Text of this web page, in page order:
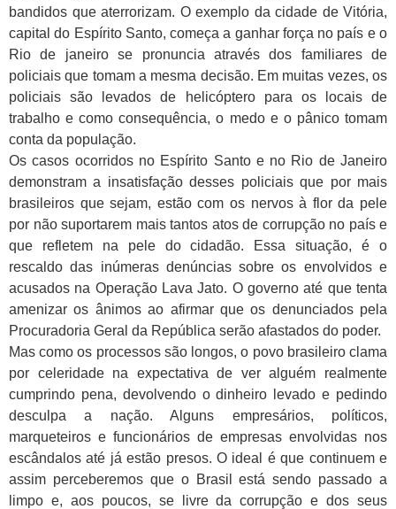
bandidos que aterrorizam. O exemplo da cidade de Vitória,
capital do Espírito Santo, começa a ganhar força no país e o
Rio de janeiro se pronuncia através dos familiares de
policiais que tomam a mesma decisão. Em muitas vezes, os
policiais são levados de helicóptero para os locais de
trabalho e como consequência, o medo e o pânico tomam
conta da população.
Os casos ocorridos no Espírito Santo e no Rio de Janeiro
demonstram a insatisfação desses policiais que por mais
brasileiros que sejam, estão com os nervos à flor da pele
por não suportarem mais tantos atos de corrupção no país e
que refletem na pele do cidadão. Essa situação, é o
rescaldo das inúmeras denúncias sobre os envolvidos e
acusados na Operação Lava Jato. O governo até que tenta
amenizar os ânimos ao afirmar que os denunciados pela
Procuradoria Geral da República serão afastados do poder.
Mas como os processos são longos, o povo brasileiro clama
por celeridade na expectativa de ver alguém realmente
cumprindo pena, devolvendo o dinheiro levado e pedindo
desculpa a nação. Alguns empresários, políticos,
marqueteiros e funcionários de empresas envolvidas nos
escândalos até já estão presos. O ideal é que continuem e
assim perceberemos que o Brasil está sendo passado a
limpo e, aos poucos, se livre da corrupção e dos seus